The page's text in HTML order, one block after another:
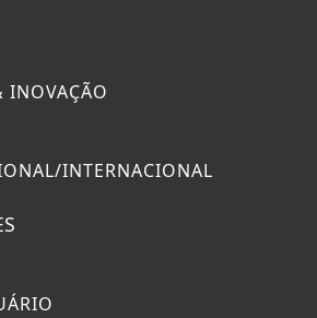
INOVAÇÃO
INTERNACIONAL